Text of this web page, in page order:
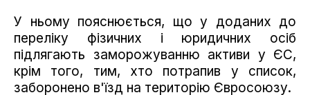
У ньому пояснюється, що у доданих до
переліку фізичних і юридичних осіб
підлягають заморожуванню активи у ЄС,
крім того, тим, хто потрапив у список,
заборонено в'їзд на територію Євросоюзу.